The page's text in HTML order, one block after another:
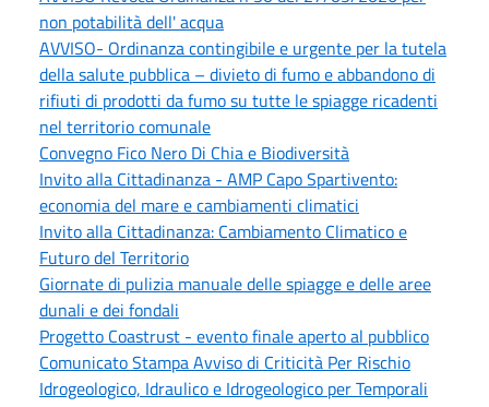
non potabilità dell' acqua
AVVISO- Ordinanza contingibile e urgente per la tutela
della salute pubblica – divieto di fumo e abbandono di
rifiuti di prodotti da fumo su tutte le spiagge ricadenti
nel territorio comunale
Convegno Fico Nero Di Chia e Biodiversità
Invito alla Cittadinanza - AMP Capo Spartivento:
economia del mare e cambiamenti climatici
Invito alla Cittadinanza: Cambiamento Climatico e
Futuro del Territorio
Giornate di pulizia manuale delle spiagge e delle aree
dunali e dei fondali
Progetto Coastrust - evento finale aperto al pubblico
Comunicato Stampa Avviso di Criticità Per Rischio
Idrogeologico, Idraulico e Idrogeologico per Temporali